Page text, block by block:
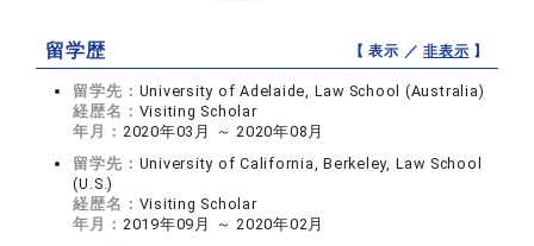
留学歴 【 表示 ／非表示 】
留学先： University of Adelaide, Law School (Australia)
経歴名： Visiting Scholar
年月： 2020年03月 ～ 2020年08月
留学先： University of California, Berkeley, Law School
(U.S.)
経歴名： Visiting Scholar
年月： 2019年09月 ～ 2020年02月